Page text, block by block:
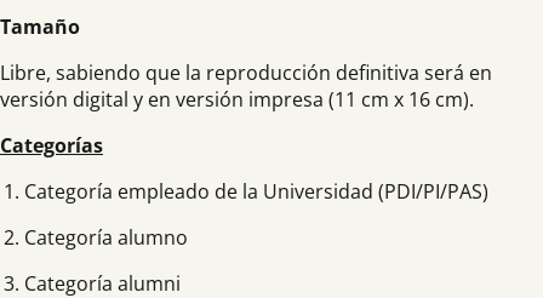
Tamaño
Libre, sabiendo que la reproducción definitiva será en
versión digital y en versión impresa (11 cm x 16 cm).
Categorías
Categoría empleado de la Universidad (PDI/PI/PAS)
Categoría alumno
Categoría alumni